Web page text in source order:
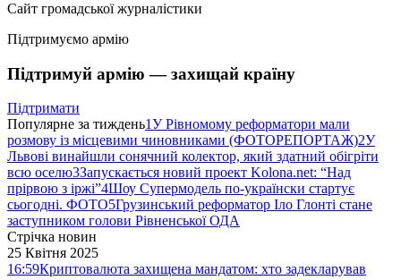
Сайт громадської журналістики
Підтримуємо армію
Підтримуй армію — захищай країну
Підтримати
Популярне за тиждень1У Рівномому реформатори мали
розмову із місцевими чиновниками (ФОТОРЕПОРТАЖ)2У
Львові винайшли сонячний колектор, який здатний обігріти
всю оселю3Запускається новий проект Kolona.net: “Над
прірвою з іржі”4Шоу Супермодель по-українски стартує
сьогодні. ФОТО5Грузинський реформатор Іло Глонті стане
заступником голови Рівненської ОДА
Стрічка новин
25 Квітня 2025
16:59Криптовалюта захищена мандатом: хто задекларував